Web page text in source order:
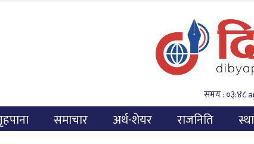
समय : ०३:४८
समाचार अर्थ-शेयर राजनिति